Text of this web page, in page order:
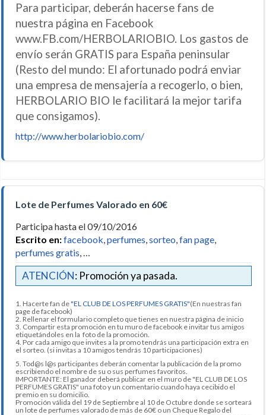
Para participar, deberán hacerse fans de
nuestra página en Facebook
www.FB.com/HERBOLARIOBIO. Los gastos de
envío serán GRATIS para España peninsular
(Resto del mundo: El afortunado podrá enviar
una empresa de mensajería a recogerlo, o bien,
HERBOLARIO BIO le facilitará la mejor tarifa
que consigamos).
http://www.herbolariobio.com/
Lote de Perfumes Valorado en 60€
Participa hasta el 09/10/2016
Escrito en:facebook,perfumes,sorteo,fan page,
perfumes gratis, …
ATENCIÓN: Promoción ya pasada.
1. Hacerte fan de"EL CLUB DE LOS PERFUMES GRATIS"(En nuestras fan
page de facebook)
2. Rellenar el formulario completo que tienes en nuestra página de inicio
3. Compartir esta promoción en tu muro de facebook e invitar tus amigos
etiquetándoles en la foto de la promoción.
4. Por cada amigo que invites a la promo tendrás una participación extra en
el sorteo. (si invitas a 10 amigos tendrás 10 participaciones)
5. Tod@s l@s participantes deberán comentar la publicación de la promo
escribiendo el nombre de su o sus perfumes favoritos.
IMPORTANTE: El ganador deberá publicar en el muro de "EL CLUB DE LOS
PERFUMES GRATIS" una foto y un comentario cuando haya cecibido el
premio en su domicilio.
Promoción válida del 19 de Septiembre al 10 de Octubre donde se sorteará
un lote de perfumes valorado de más de 60€ o un Cheque Regalo del